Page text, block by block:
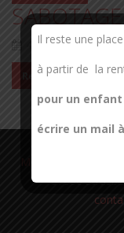
SABOTAGE
4 avril 2014
Read more
|
67000
Il reste une
à partir de la
pour un enfant
écrire un mail à